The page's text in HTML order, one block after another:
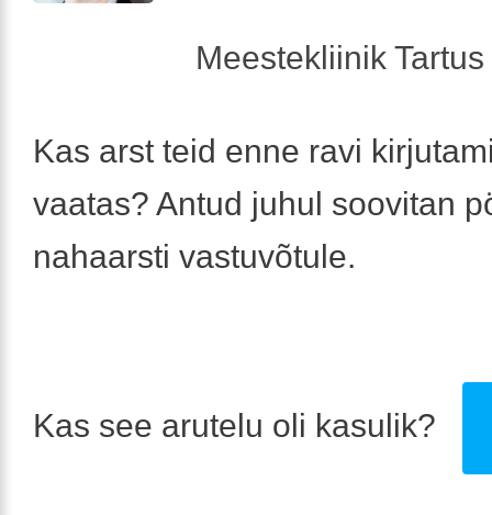
Meestekliinik
Kas arst teid enne ravi
vaatas? Antud juhul soovitan
nahaarsti vastuvõtule.
Kas see arutelu oli kasulik?